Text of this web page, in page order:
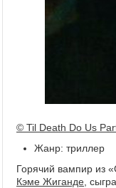
© Til Death Do Us
Жанр: триллер
Горячий вампир из
Кэме Жиганде ,